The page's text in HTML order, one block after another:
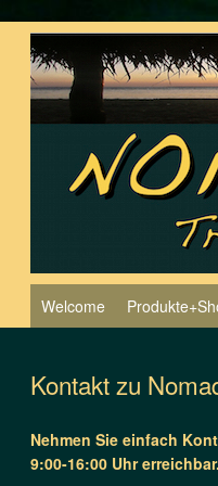
springen
Welcome
Kontakt zu
Nehmen Sie einfach
9:00-16:00 Uhr erreichbar.